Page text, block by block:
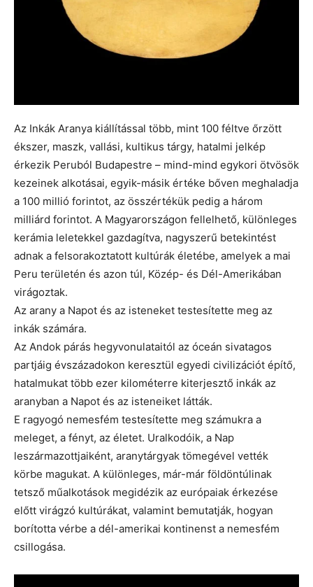
Az Inkák Aranya kiállítással több, mint 100 féltve őrzött
ékszer, maszk, vallási, kultikus tárgy, hatalmi jelkép
érkezik Peruból Budapestre – mind-mind egykori ötvösök
kezeinek alkotásai, egyik-másik értéke bőven meghaladja
a 100 millió forintot, az összértékük pedig a három
milliárd forintot. A Magyarországon fellelhető, különleges
kerámia leletekkel gazdagítva, nagyszerű betekintést
adnak a felsorakoztatott kultúrák életébe, amelyek a mai
Peru területén és azon túl, Közép- és Dél-Amerikában
virágoztak.
Az arany a Napot és az isteneket testesítette meg az
inkák számára.
Az Andok párás hegyvonulataitól az óceán sivatagos
partjáig évszázadokon keresztül egyedi civilizációt építő,
hatalmukat több ezer kilométerre kiterjesztő inkák az
aranyban a Napot és az isteneiket látták.
E ragyogó nemesfém testesítette meg számukra a
meleget, a fényt, az életet. Uralkodóik, a Nap
leszármazottjaiként, aranytárgyak tömegével vették
körbe magukat. A különleges, már-már földöntúlinak
tetsző műalkotások megidézik az európaiak érkezése
előtt virágzó kultúrákat, valamint bemutatják, hogyan
borította vérbe a dél-amerikai kontinenst a nemesfém
csillogása.